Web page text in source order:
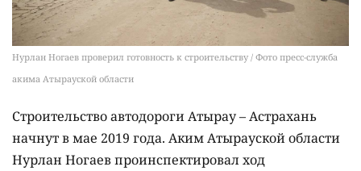
Нурлан Ногаев проверил готовность к строительству / Фото пресс-служба
акима Атырауской области
Строительство автодороги Атырау – Астрахань
начнут в мае 2019 года. Аким Атырауской области
Нурлан Ногаев проинспектировал ход